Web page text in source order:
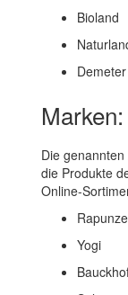
Bioland
Demeter
Die
die Produkte
Online-
Yogi